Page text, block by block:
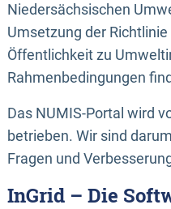
Niedersächsischen
Umsetzung der
Öffentlichkeit zu
Rahmenbedingungen
Das NUMIS-Portal wird
betrieben. Wir sind
Fragen und
InGrid – Die